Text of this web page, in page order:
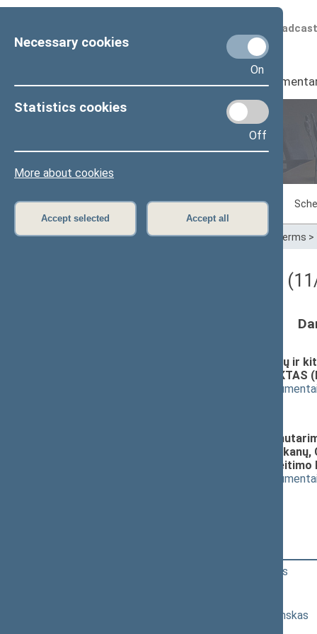
Necessary cookies
On
Statistics cookies
Off
More about cookies
Accept selected Accept all
Scheduled
Seimas I
Sitting in progress Plenary sittings
Home>Plenary sittings>Parliamentary terms >
Darbotvarkės klausimas
Tarptautinių operacijų, pratybų ir
pakeitimo ĮSTATYMO PROJEKTAS
susiję
Seimo NUTARIMO dėl Seimo
tarptautinėse operacijose
regionuose" 1 straipsnio pakeitimo
susiję
Andrius Baranauskas
Skirmantas Pabedinskas